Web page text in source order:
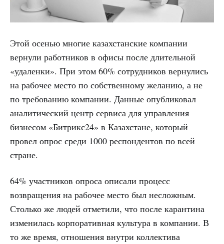
Этой осенью многие казахстанские компании
вернули работников в офисы после длительной
«удаленки». При этом 60% сотрудников вернулись
на рабочее место по собственному желанию, а не
по требованию компании. Данные опубликовал
аналитический центр сервиса для управления
бизнесом «Битрикс24» в Казахстане, который
провел опрос среди 1000 респондентов по всей
стране.
64% участников опроса описали процесс
возвращения на рабочее место был несложным.
Столько же людей отметили, что после карантина
изменилась корпоративная культура в компании. В
то же время, отношения внутри коллектива